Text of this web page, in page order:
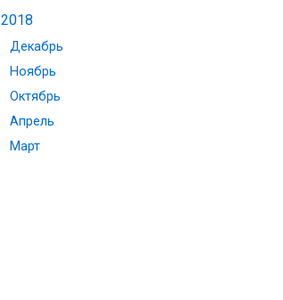
2018
Декабрь
Ноябрь
Октябрь
Апрель
Март